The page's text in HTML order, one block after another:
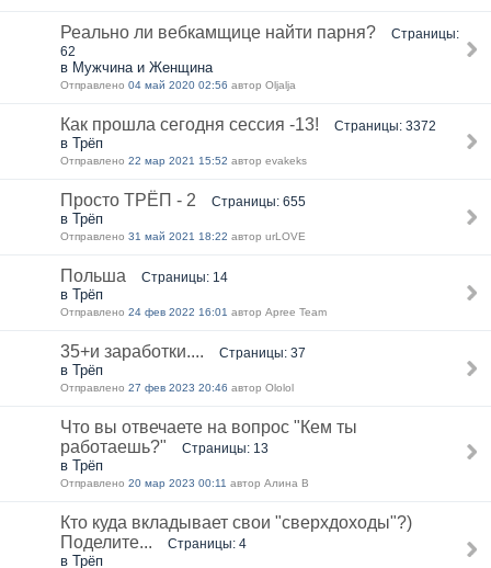
Реально ли вебкамщице найти парня?
Страницы:
62
в Мужчина и Женщина
Отправлено 04 май 2020 02:56 автор Oljalja
Как прошла сегодня сессия -13! Страницы: 3372
в Трёп
Отправлено 22 мар 2021 15:52 автор evakeks
Просто ТРЁП - 2 Страницы: 655
в Трёп
Отправлено 31 май 2021 18:22 автор urLOVE
Польша Страницы: 14
в Трёп
Отправлено 24 фев 2022 16:01 автор Apree Team
35+и заработки.... Страницы: 37
в Трёп
Отправлено 27 фев 2023 20:46 автор Ololol
Что вы отвечаете на вопрос "Кем ты
работаешь?"
Страницы: 13
в Трёп
Отправлено 20 мар 2023 00:11 автор Алина В
Кто куда вкладывает свои "сверхдоходы"?)
Поделите...
Страницы: 4
в Трёп